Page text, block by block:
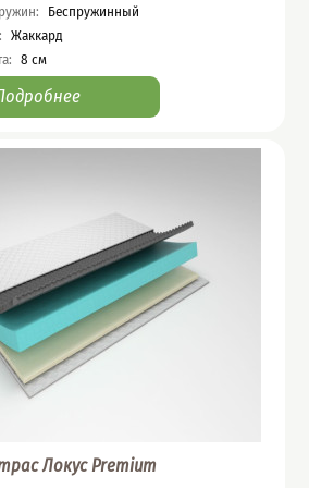
:
Беспружинный
Жаккард
: 8 см
Локус Premium